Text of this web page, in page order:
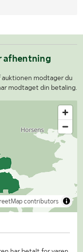
afhentning
auktionen modtager du
modtaget din betaling.
contributors